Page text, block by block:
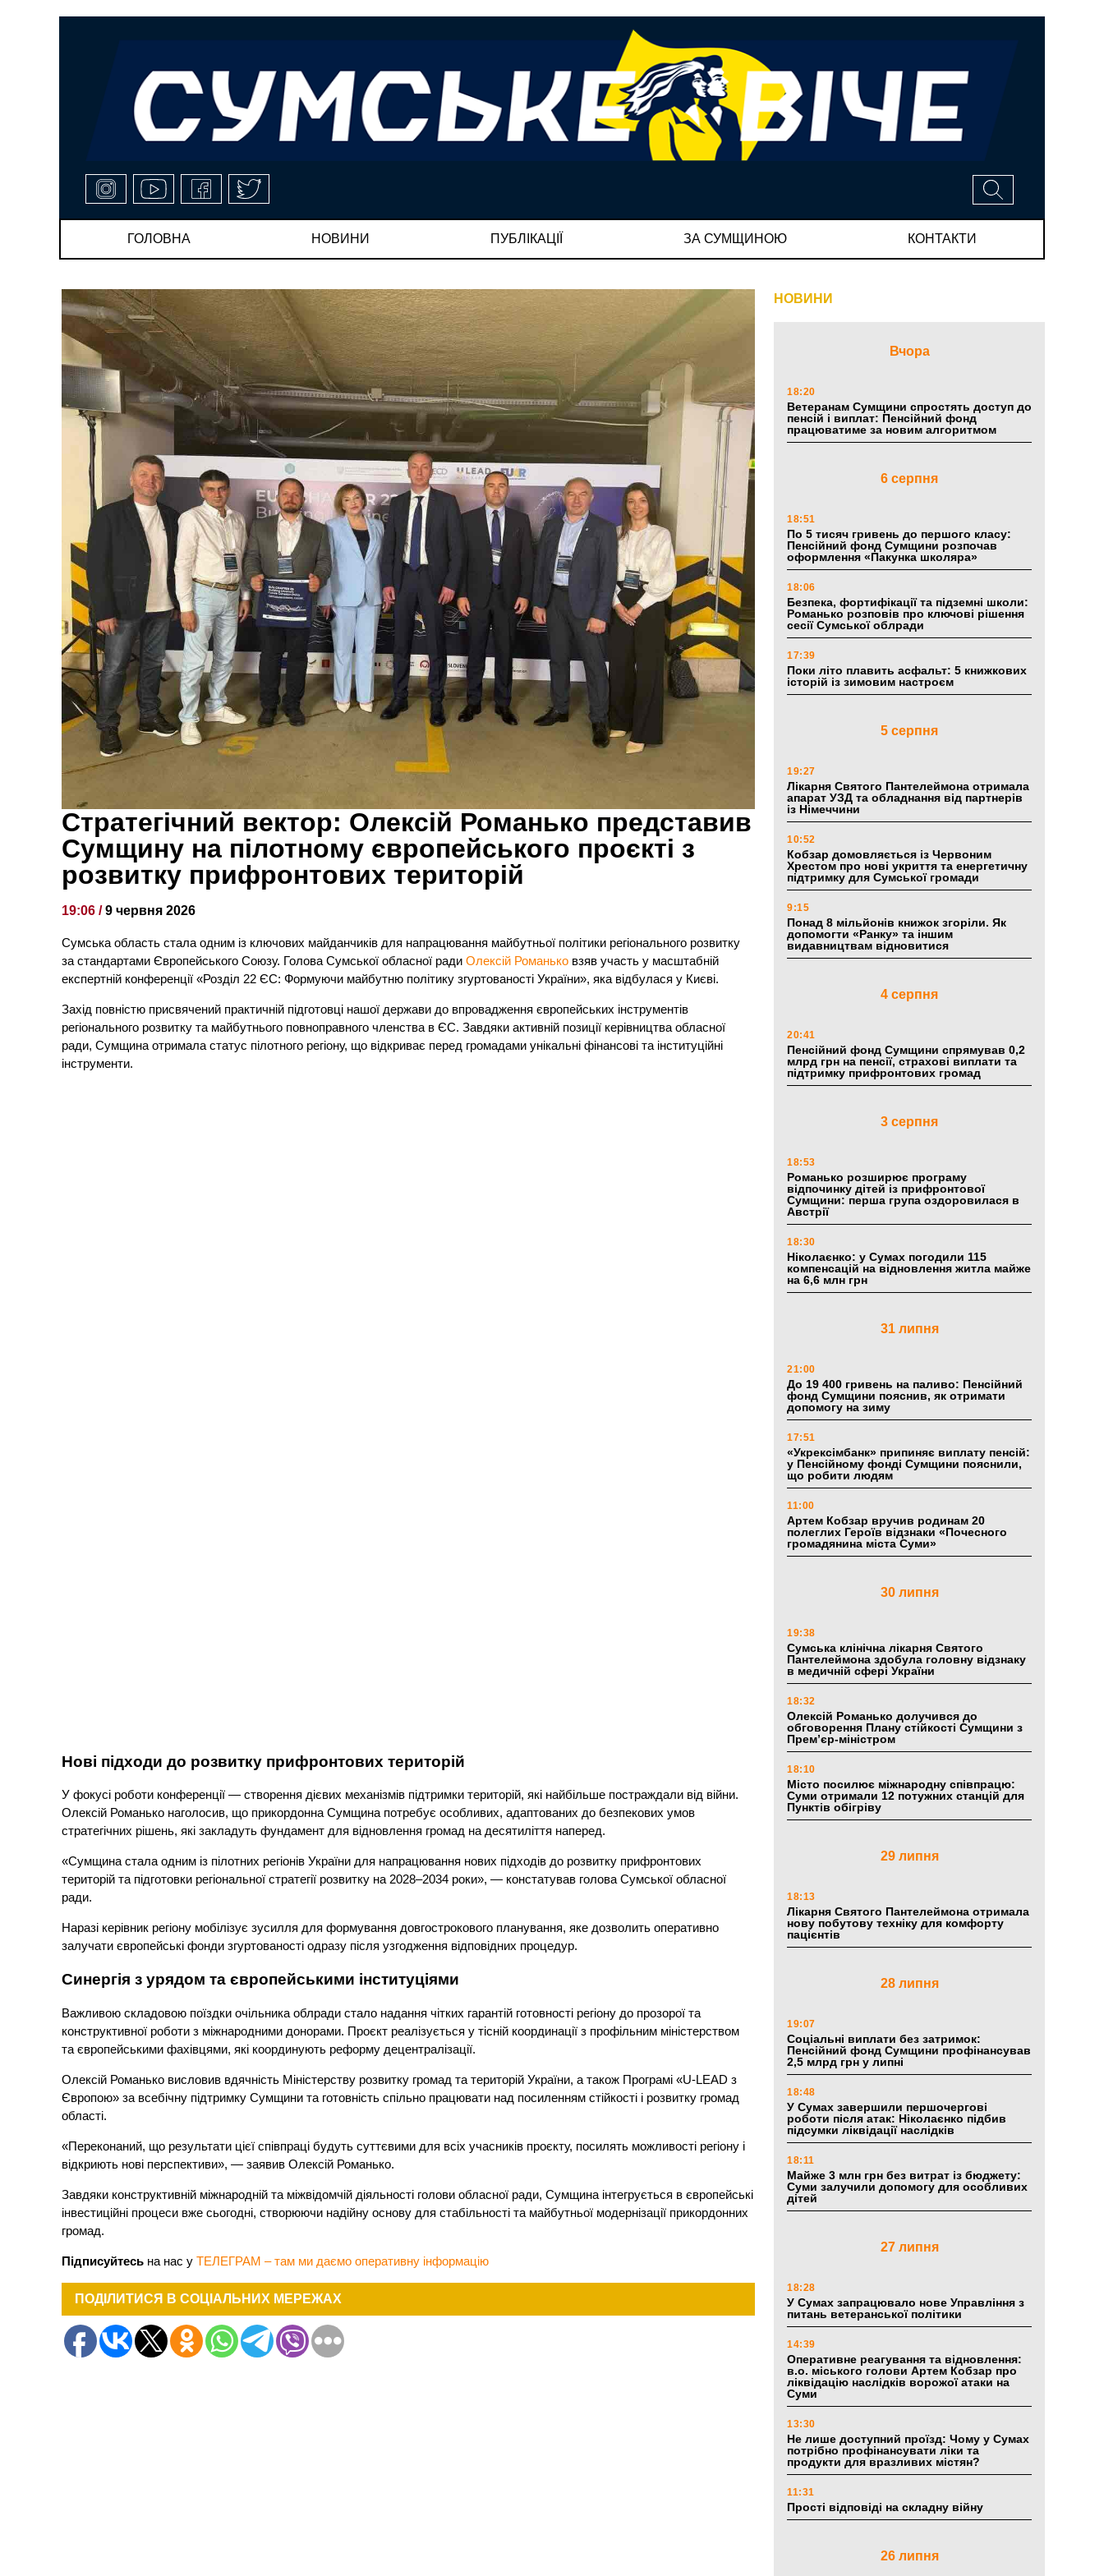
ГОЛОВНА НОВИНИ ПУБЛІКАЦІЇ ЗА СУМЩИНОЮ КОНТАКТИ
Стратегічний вектор: Олексій Романько представив
Сумщину на пілотному європейського проєкті з
розвитку прифронтових територій
19:06 /9 червня 2026
Сумська область стала одним із ключових майданчиків для напрацювання майбутньої політики регіонального розвитку
за стандартами Європейського Союзу. Голова Сумської обласної радиОлексій Романько взяв участь у масштабній
експертній конференції «Розділ 22 ЄС: Формуючи майбутню політику згуртованості України», яка відбулася у Києві.
Захід повністю присвячений практичній підготовці нашої держави до впровадження європейських інструментів
регіонального розвитку та майбутнього повноправного членства в ЄС. Завдяки активній позиції керівництва обласної
ради, Сумщина отримала статус пілотного регіону, що відкриває перед громадами унікальні фінансові та інституційні
інструменти.
Нові підходи до розвитку прифронтових територій
У фокусі роботи конференції — створення дієвих механізмів підтримки територій, які найбільше постраждали від війни.
Олексій Романько наголосив, що прикордонна Сумщина потребує особливих, адаптованих до безпекових умов
стратегічних рішень, які закладуть фундамент для відновлення громад на десятиліття наперед.
«Сумщина стала одним із пілотних регіонів України для напрацювання нових підходів до розвитку прифронтових
територій та підготовки регіональної стратегії розвитку на 2028–2034 роки», — констатував голова Сумської обласної
ради.
Наразі керівник регіону мобілізує зусилля для формування довгострокового планування, яке дозволить оперативно
залучати європейські фонди згуртованості одразу після узгодження відповідних процедур.
Синергія з урядом та європейськими інституціями
Важливою складовою поїздки очільника облради стало надання чітких гарантій готовності регіону до прозорої та
конструктивної роботи з міжнародними донорами. Проєкт реалізується у тісній координації з профільним міністерством
та європейськими фахівцями, які координують реформу децентралізації.
Олексій Романько висловив вдячність Міністерству розвитку громад та територій України, а також Програмі «U-LEAD з
Європою» за всебічну підтримку Сумщини та готовність спільно працювати над посиленням стійкості і розвитку громад
області.
«Переконаний, що результати цієї співпраці будуть суттєвими для всіх учасників проєкту, посилять можливості регіону і
відкриють нові перспективи», — заявив Олексій Романько.
Завдяки конструктивній міжнародній та міжвідомчій діяльності голови обласної ради, Сумщина інтегрується в європейські
інвестиційні процеси вже сьогодні, створюючи надійну основу для стабільності та майбутньої модернізації прикордонних
громад.
Підписуйтесь на нас уТЕЛЕГРАМ – там ми даємо оперативну інформацію
ПОДІЛИТИСЯ В СОЦІАЛЬНИХ МЕРЕЖАХ
НОВИНИ
Вчора
18:20
Ветеранам Сумщини спростять доступ до
пенсій і виплат: Пенсійний фонд
працюватиме за новим алгоритмом
6 серпня
18:51
По 5 тисяч гривень до першого класу:
Пенсійний фонд Сумщини розпочав
оформлення «Пакунка школяра»
18:06
Безпека, фортифікації та підземні школи:
Романько розповів про ключові рішення
сесії Сумської облради
17:39
Поки літо плавить асфальт: 5 книжкових
історій із зимовим настроєм
5 серпня
19:27
Лікарня Святого Пантелеймона отримала
апарат УЗД та обладнання від партнерів
із Німеччини
10:52
Кобзар домовляється із Червоним
Хрестом про нові укриття та енергетичну
підтримку для Сумської громади
9:15
Понад 8 мільйонів книжок згоріли. Як
допомогти «Ранку» та іншим
видавництвам відновитися
4 серпня
20:41
Пенсійний фонд Сумщини спрямував 0,2
млрд грн на пенсії, страхові виплати та
підтримку прифронтових громад
3 серпня
18:53
Романько розширює програму
відпочинку дітей із прифронтової
Сумщини: перша група оздоровилася в
Австрії
18:30
Ніколаєнко: у Сумах погодили 115
компенсацій на відновлення житла майже
на 6,6 млн грн
31 липня
21:00
До 19 400 гривень на паливо: Пенсійний
фонд Сумщини пояснив, як отримати
допомогу на зиму
17:51
«Укрексімбанк» припиняє виплату пенсій:
у Пенсійному фонді Сумщини пояснили,
що робити людям
11:00
Артем Кобзар вручив родинам 20
полеглих Героїв відзнаки «Почесного
громадянина міста Суми»
30 липня
19:38
Сумська клінічна лікарня Святого
Пантелеймона здобула головну відзнаку
в медичній сфері України
18:32
Олексій Романько долучився до
обговорення Плану стійкості Сумщини з
Прем’єр-міністром
18:10
Місто посилює міжнародну співпрацю:
Суми отримали 12 потужних станцій для
Пунктів обігріву
29 липня
18:13
Лікарня Святого Пантелеймона отримала
нову побутову техніку для комфорту
пацієнтів
28 липня
19:07
Соціальні виплати без затримок:
Пенсійний фонд Сумщини профінансував
2,5 млрд грн у липні
18:48
У Сумах завершили першочергові
роботи після атак: Ніколаєнко підбив
підсумки ліквідації наслідків
18:11
Майже 3 млн грн без витрат із бюджету:
Суми залучили допомогу для особливих
дітей
27 липня
18:28
У Сумах запрацювало нове Управління з
питань ветеранської політики
14:39
Оперативне реагування та відновлення:
в.о. міського голови Артем Кобзар про
ліквідацію наслідків ворожої атаки на
Суми
13:30
Не лише доступний проїзд: Чому у Сумах
потрібно профінансувати ліки та
продукти для вразливих містян?
11:31
Прості відповіді на складну війну
26 липня